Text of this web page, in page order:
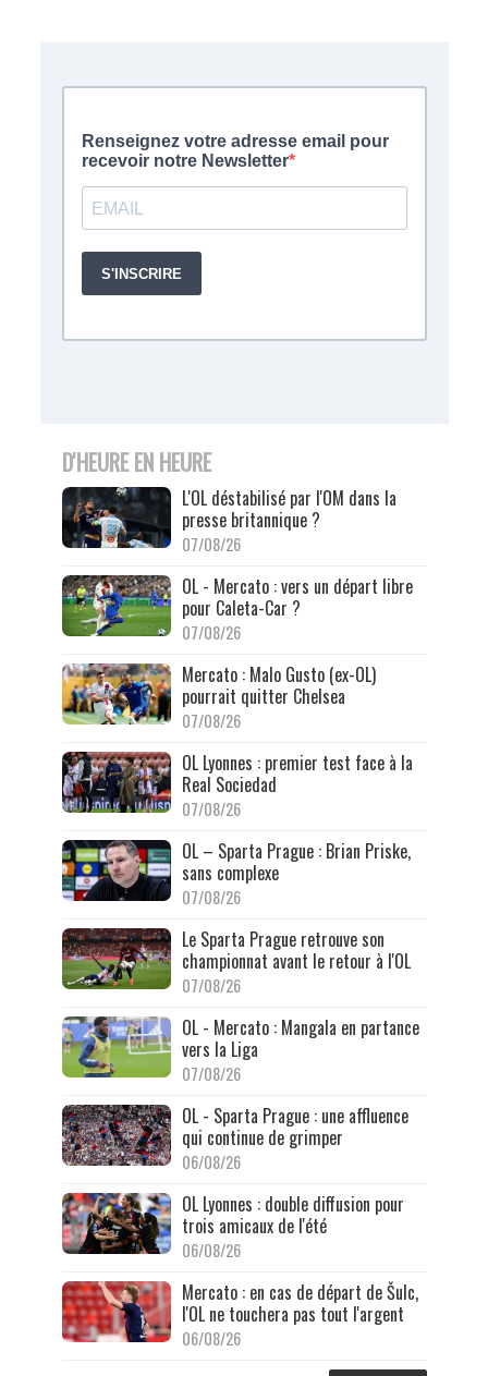
D'HEURE EN HEURE
L'OL déstabilisé par l'OM dans la
presse britannique ?
07/08/26
OL - Mercato : vers un départ libre
pour Caleta-Car ?
07/08/26
Mercato : Malo Gusto (ex-OL)
pourrait quitter Chelsea
07/08/26
OL Lyonnes : premier test face à la
Real Sociedad
07/08/26
OL – Sparta Prague : Brian Priske,
sans complexe
07/08/26
Le Sparta Prague retrouve son
championnat avant le retour à l'OL
07/08/26
OL - Mercato : Mangala en partance
vers la Liga
07/08/26
OL - Sparta Prague : une affluence
qui continue de grimper
06/08/26
OL Lyonnes : double diffusion pour
trois amicaux de l'été
06/08/26
Mercato : en cas de départ de Šulc,
l'OL ne touchera pas tout l'argent
06/08/26